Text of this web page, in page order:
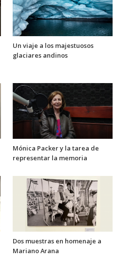
Un viaje a los majestuosos
glaciares andinos
Mónica Packer y la tarea de
representar la memoria
Dos muestras en homenaje a
Mariano Arana